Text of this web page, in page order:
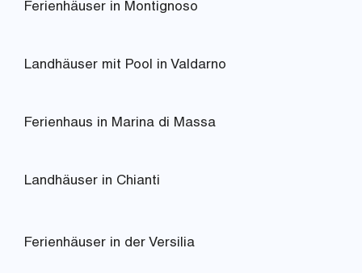
Ferienhäuser in Montignoso
Landhäuser mit Pool in Valdarno
Ferienhaus in Marina di Massa
Landhäuser in Chianti
Ferienhäuser in der Versilia